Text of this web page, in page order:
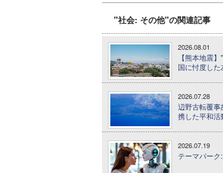
"社会: その他"の関連記事
2026.08.01
【熊本地震
国に忖度し
2026.07.28
辺野古転覆
携した平和
2026.07.19
テーマパー